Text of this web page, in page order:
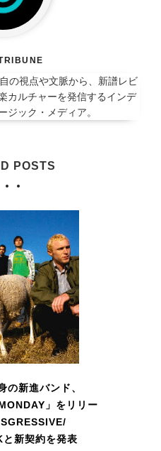
の視点や文脈から、新譜レビ
カルチャーを発信するインデ
ジック・メディア。
POSTS
の新進バンド、
」をリリー
新契約を発表